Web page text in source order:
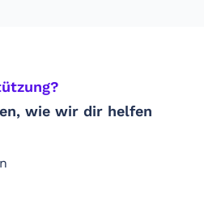
wie wir dir helfen